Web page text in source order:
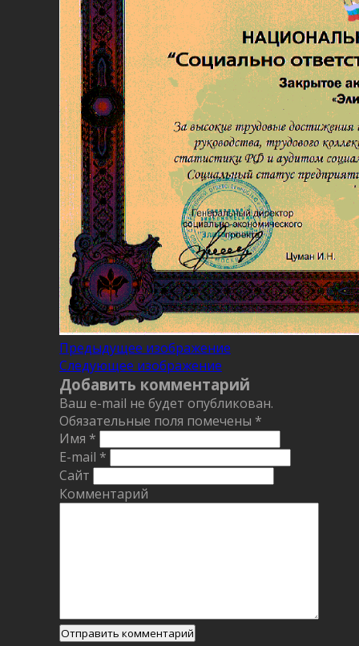
Предыдущее изображение
Следующее изображение
Добавить комментарий
Ваш e-mail не будет опубликован.
Обязательные поля помечены *
Имя *
E-mail *
Сайт
Комментарий